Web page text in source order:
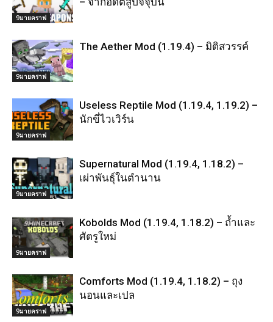
9มายคราฟ
9มายคราฟ
The Aether Mod (1.19.4) – มิติสวรรค์
9มายคราฟ
Useless Reptile Mod (1.19.4, 1.19.2) –
นักขี่ไวเวิร์น
9มายคราฟ
Supernatural Mod (1.19.4, 1.18.2) –
เผ่าพันธุ์ในตำนาน
9มายคราฟ
Kobolds Mod (1.19.4, 1.18.2) – ถ้ำและ
ศัตรูใหม่
9มายคราฟ
Comforts Mod (1.19.4, 1.18.2) – ถุง
นอนและเปล